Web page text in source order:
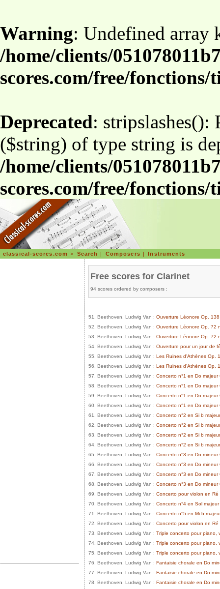
Warning: Undefined array
/home/clients/
scores.com/free/
Deprecated: stripslashes():
($string) of type string is
/home/clients/
scores.com/free/
classical-scores.com > Search | Composers |Instruments
Free scores for Clarinet
94 scores ordered by composers :
51. Beethoven, Ludwig Van : Ouverture Léonore Op. 138
52. Beethoven, Ludwig Van : Ouverture Léonore Op. 72
53. Beethoven, Ludwig Van : Ouverture Léonore Op. 72
54. Beethoven, Ludwig Van : Ouverture pour un jour de
55. Beethoven, Ludwig Van : Les Ruines d'Athènes Op.
56. Beethoven, Ludwig Van : Les Ruines d'Athènes Op.
57. Beethoven, Ludwig Van : Concerto n°1 en Do
58. Beethoven, Ludwig Van : Concerto n°1 en Do
59. Beethoven, Ludwig Van : Concerto n°1 en Do
60. Beethoven, Ludwig Van : Concerto n°1 en Do
61. Beethoven, Ludwig Van : Concerto n°2 en Si b
62. Beethoven, Ludwig Van : Concerto n°2 en Si b
63. Beethoven, Ludwig Van : Concerto n°2 en Si b
64. Beethoven, Ludwig Van : Concerto n°2 en Si b
65. Beethoven, Ludwig Van : Concerto n°3 en Do
66. Beethoven, Ludwig Van : Concerto n°3 en Do
67. Beethoven, Ludwig Van : Concerto n°3 en Do
68. Beethoven, Ludwig Van : Concerto n°3 en Do
69. Beethoven, Ludwig Van : Concerto pour violon en
70. Beethoven, Ludwig Van : Concerto n°4 en Sol
71. Beethoven, Ludwig Van : Concerto n°5 en Mi b
72. Beethoven, Ludwig Van : Concerto pour violon en
73. Beethoven, Ludwig Van : Triple concerto pour piano,
74. Beethoven, Ludwig Van : Triple concerto pour piano,
75. Beethoven, Ludwig Van : Triple concerto pour piano,
76. Beethoven, Ludwig Van : Fantaisie chorale en Do
77. Beethoven, Ludwig Van : Fantaisie chorale en Do
78. Beethoven, Ludwig Van : Fantaisie chorale en Do